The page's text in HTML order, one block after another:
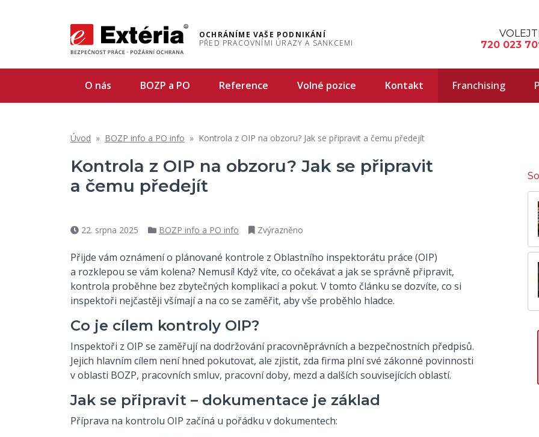
OCHRÁNÍME VAŠE PODNIKÁNÍ
PŘED PRACOVNÍMI ÚRAZY A SANKCEMI
720 023
O nás BOZP a PO Reference Volné pozice Kontakt Franchising
Úvod » BOZP info a PO info » Kontrola z OIP na obzoru? Jak se připravit a čemu předejít
Kontrola z OIP na obzoru? Jak se připravit
a čemu předejít
Datum
22. srpna 2025 Rubriky
BOZP info a PO info Zvýrazněno
Přijde vám oznámení o plánované kontrole z Oblastního inspektorátu práce (OIP)
a rozklepou se vám kolena? Nemusí! Když víte, co očekávat a jak se správně připravit,
kontrola proběhne bez zbytečných komplikací a pokut. V tomto článku se dozvíte, co si
inspektoři nejčastěji všímají a na co se zaměřit, aby vše proběhlo hladce.
Co je cílem kontroly OIP?
Inspektoři z OIP se zaměřují na dodržování pracovněprávních a bezpečnostních předpisů.
Jejich hlavním cílem není hned pokutovat, ale zjistit, zda firma plní své zákonné povinnosti
v oblasti BOZP, pracovních smluv, pracovní doby, mezd a dalších souvisejících oblastí.
Jak se připravit – dokumentace je základ
Příprava na kontrolu OIP začíná u pořádku v dokumentech: